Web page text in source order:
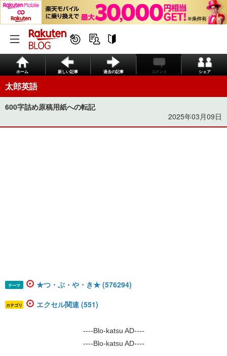
ホーム 新しい記事 過去の記事 コメント シェア
太郎英語
600字詰め原稿用紙への転記
2025年03月09日
テーマ ★つ・ぶ・や・き★ (576294)
カテゴリ エクセル関連 (551)
----Blo-katsu AD----
----Blo-katsu AD----